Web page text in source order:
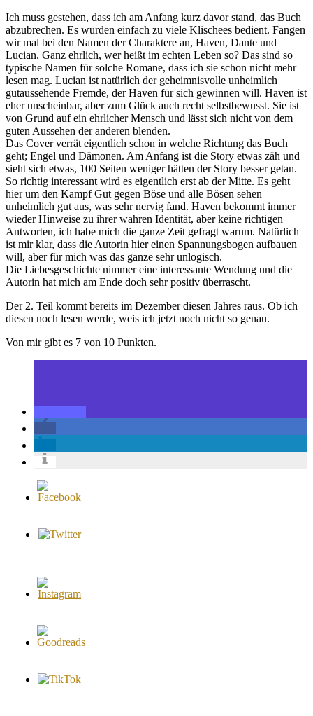
Ich muss gestehen, dass ich am Anfang kurz davor stand, das Buch
abzubrechen. Es wurden einfach zu viele Klischees bedient. Fangen
wir mal bei den Namen der Charaktere an, Haven, Dante und
Lucian. Ganz ehrlich, wer heißt im echten Leben so? Das sind so
typische Namen für solche Romane, dass ich sie schon nicht mehr
lesen mag. Lucian ist natürlich der geheimnisvolle unheimlich
gutaussehende Fremde, der Haven für sich gewinnen will. Haven ist
eher unscheinbar, aber zum Glück auch recht selbstbewusst. Sie ist
von Grund auf ein ehrlicher Mensch und lässt sich nicht von dem
guten Aussehen der anderen blenden.
Das Cover verrät eigentlich schon in welche Richtung das Buch
geht; Engel und Dämonen. Am Anfang ist die Story etwas zäh und
sieht sich etwas, 100 Seiten weniger hätten der Story besser getan.
So richtig interessant wird es eigentlich erst ab der Mitte. Es geht
hier um den Kampf Gut gegen Böse und alle Bösen sehen
unheimlich gut aus, was sehr nervig fand. Haven bekommt immer
wieder Hinweise zu ihrer wahren Identität, aber keine richtigen
Antworten, ich habe mich die ganze Zeit gefragt warum. Natürlich
ist mir klar, dass die Autorin hier einen Spannungsbogen aufbauen
will, aber für mich was das ganze sehr unlogisch.
Die Liebesgeschichte nimmer eine interessante Wendung und die
Autorin hat mich am Ende doch sehr positiv überrascht.
Der 2. Teil kommt bereits im Dezember diesen Jahres raus. Ob ich
diesen noch lesen werde, weis ich jetzt noch nicht so genau.
Von mir gibt es 7 von 10 Punkten.